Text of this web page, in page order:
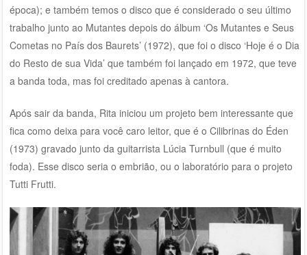
época); e também temos o disco que é considerado o seu último
trabalho junto ao Mutantes depois do álbum ‘Os Mutantes e Seus
Cometas no País dos Baurets’ (1972), que foi o disco ‘Hoje é o Dia
do Resto de sua Vida’ que também foi lançado em 1972, que teve
a banda toda, mas foi creditado apenas à cantora.
Após sair da banda, Rita iniciou um projeto bem interessante que
fica como deixa para você caro leitor, que é o Cilibrinas do Éden
(1973) gravado junto da guitarrista Lúcia Turnbull (que é muito
foda). Esse disco seria o embrião, ou o laboratório para o projeto
Tutti Frutti.